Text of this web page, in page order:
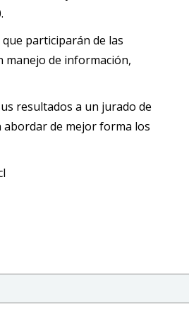
participarán de las
manejo de información,
resultados a un jurado de
abordar de mejor forma los